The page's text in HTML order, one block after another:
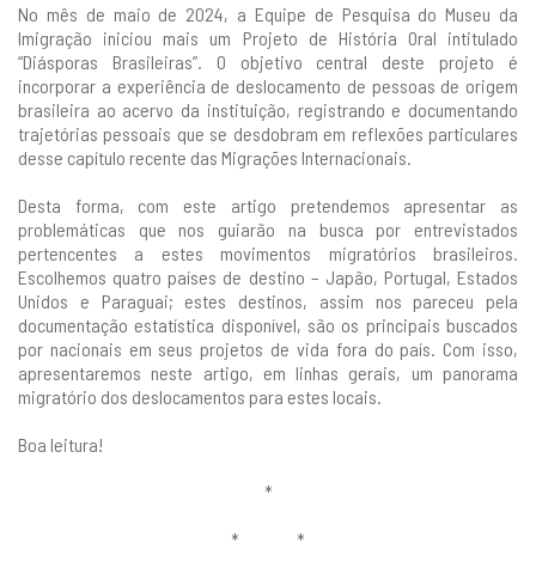
No mês de maio de 2024, a Equipe de Pesquisa do Museu da
Imigração iniciou mais um Projeto de História Oral intitulado
“Diásporas Brasileiras”. O objetivo central deste projeto é
incorporar a experiência de deslocamento de pessoas de origem
brasileira ao acervo da instituição, registrando e documentando
trajetórias pessoais que se desdobram em reflexões particulares
desse capítulo recente das Migrações Internacionais.
Desta forma, com este artigo pretendemos apresentar as
problemáticas que nos guiarão na busca por entrevistados
pertencentes a estes movimentos migratórios brasileiros.
Escolhemos quatro países de destino – Japão, Portugal, Estados
Unidos e Paraguai; estes destinos, assim nos pareceu pela
documentação estatística disponível, são os principais buscados
por nacionais em seus projetos de vida fora do país. Com isso,
apresentaremos neste artigo, em linhas gerais, um panorama
migratório dos deslocamentos para estes locais.
Boa leitura!
*
* *